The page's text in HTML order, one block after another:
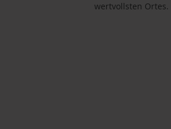
wertvollsten Ortes.